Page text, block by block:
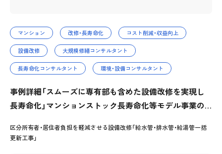
マンション 改修・長寿命化 コスト削減・収益向上
設備改修 大規模修繕コンサルタント
長寿命化コンサルタント 環境・設備コンサルタント
事例詳細「スムーズに専有部も含めた設備改修を実現し
長寿命化」マンションストック長寿命化等モデル事業の
区分所有者・居住者負担を軽減させる設備改修「給水管・排水管・給湯管一括
更新工事」